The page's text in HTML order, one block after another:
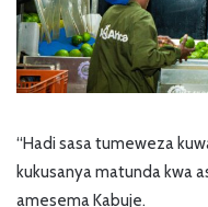
“Hadi sasa tumeweza
kukusanya matunda kwa
amesema Kabuje.